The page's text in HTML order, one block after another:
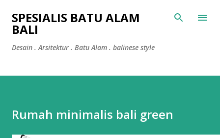
Skip to main content
SPESIALIS BATU ALAM
BALI
Desain . Arsitektur . Batu Alam . balinese style
Rumah minimalis bali green